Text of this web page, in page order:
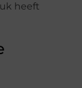
heeft